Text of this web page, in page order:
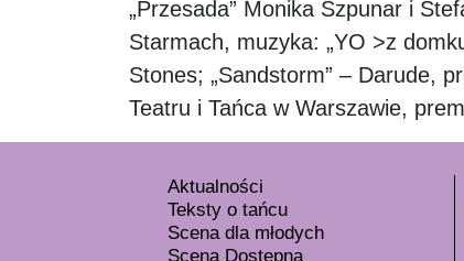
„Przesada” Monika Szpunar i
Starmach, muzyka: „YO >z
Stones; „Sandstorm” – Darude,
Teatru i Tańca w Warszawie,
Aktualności
Teksty o tańcu
Scena dla młodych
Scena Dostępna